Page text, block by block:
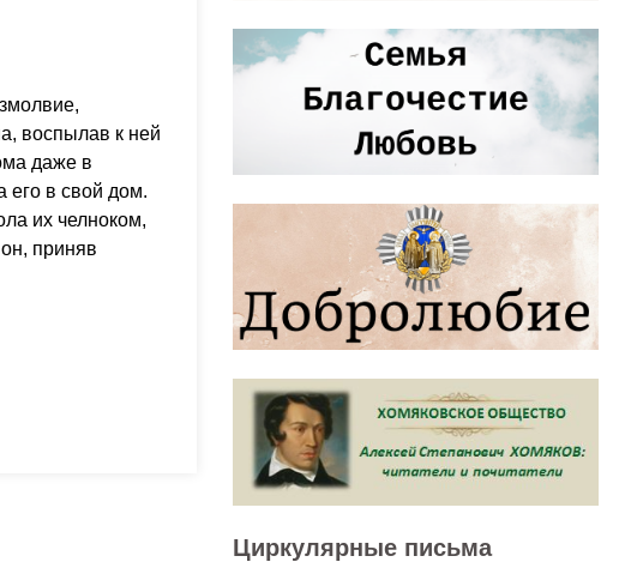
воспылав к ней
даже в
его в свой дом.
их челноком,
приняв
Циркулярные письма